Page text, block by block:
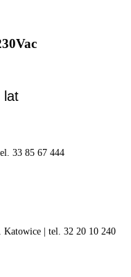
lat
33 85 67 444
| tel. 32 20 10 240